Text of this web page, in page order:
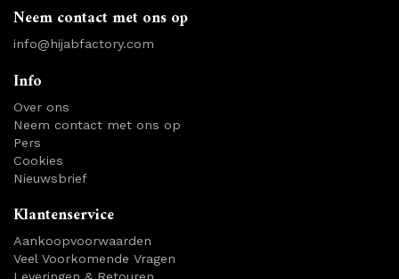
Neem contact met ons op
info@hijabfactory.com
Info
Over ons
Neem contact met ons op
Pers
Cookies
Nieuwsbrief
Klantenservice
Aankoopvoorwaarden
Veel Voorkomende Vragen